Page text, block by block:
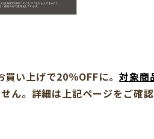
い上げで20％OFFに。対象商
。詳細は上記ページをご確認